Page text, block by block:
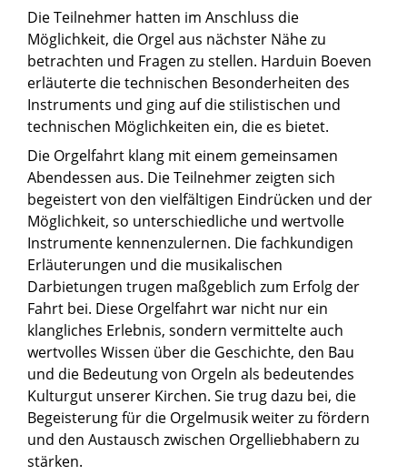
Die Teilnehmer hatten im Anschluss die
Möglichkeit, die Orgel aus nächster Nähe zu
betrachten und Fragen zu stellen. Harduin Boeven
erläuterte die technischen Besonderheiten des
Instruments und ging auf die stilistischen und
technischen Möglichkeiten ein, die es bietet.
Die Orgelfahrt klang mit einem gemeinsamen
Abendessen aus. Die Teilnehmer zeigten sich
begeistert von den vielfältigen Eindrücken und der
Möglichkeit, so unterschiedliche und wertvolle
Instrumente kennenzulernen. Die fachkundigen
Erläuterungen und die musikalischen
Darbietungen trugen maßgeblich zum Erfolg der
Fahrt bei. Diese Orgelfahrt war nicht nur ein
klangliches Erlebnis, sondern vermittelte auch
wertvolles Wissen über die Geschichte, den Bau
und die Bedeutung von Orgeln als bedeutendes
Kulturgut unserer Kirchen. Sie trug dazu bei, die
Begeisterung für die Orgelmusik weiter zu fördern
und den Austausch zwischen Orgelliebhabern zu
stärken.